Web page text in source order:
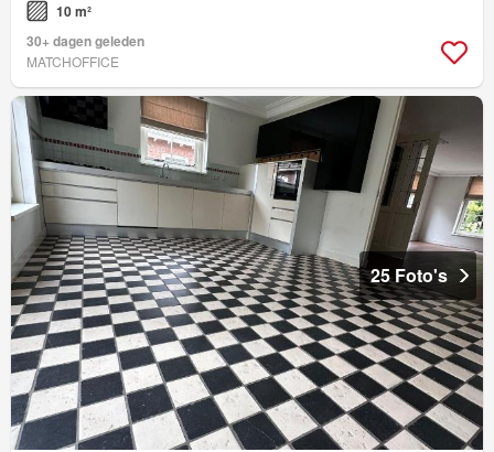
10 m²
30+ dagen geleden
MATCHOFFICE
25 Foto's